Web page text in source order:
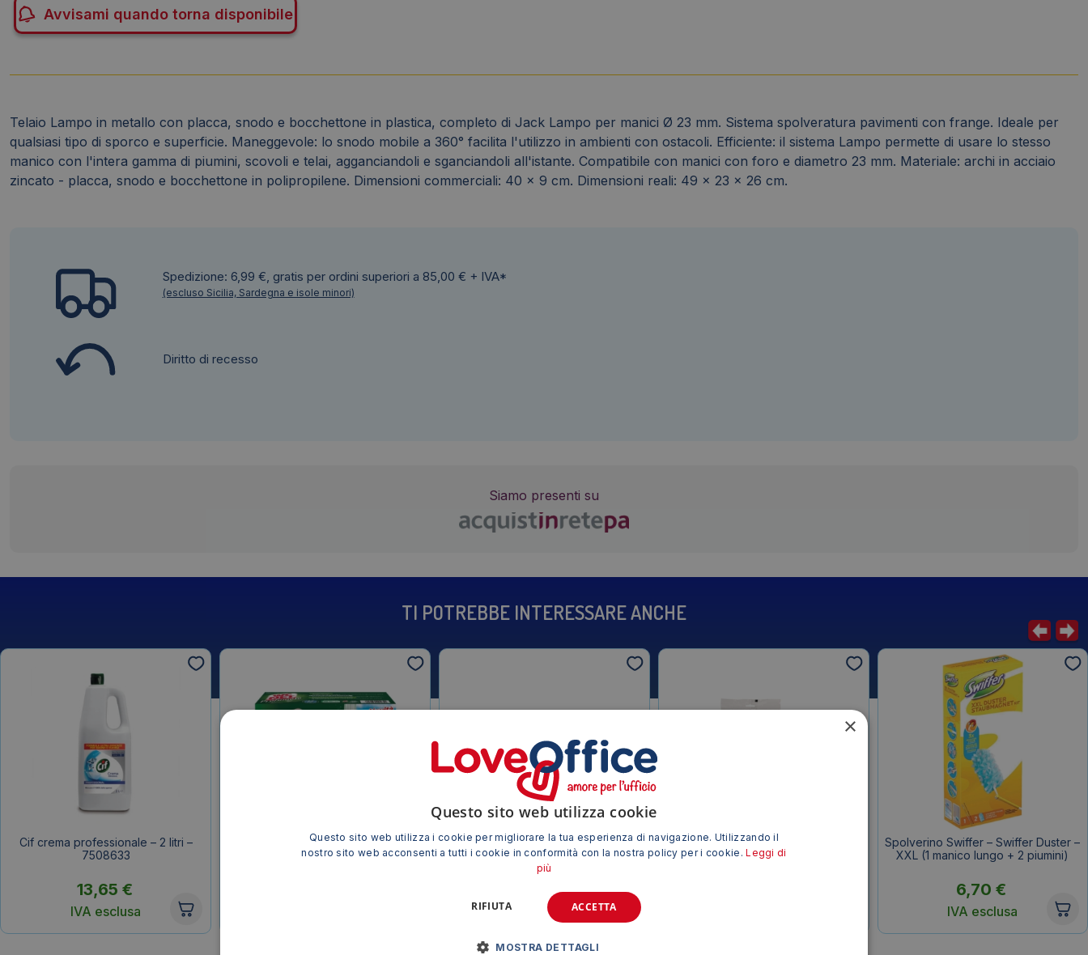
Avvisami quando torna disponibile
Telaio Lampo in metallo con placca, snodo e bocchettone in plastica, completo di Jack Lampo per manici Ø 23 mm. Sistema spolveratura pavimenti con frange. Ideale per
qualsiasi tipo di sporco e superficie. Maneggevole: lo snodo mobile a 360° facilita l'utilizzo in ambienti con ostacoli. Efficiente: il sistema Lampo permette di usare lo stesso
manico con l'intera gamma di piumini, scovoli e telai, agganciandoli e sganciandoli all'istante. Compatibile con manici con foro e diametro 23 mm. Materiale: archi in acciaio
zincato - placca, snodo e bocchettone in polipropilene. Dimensioni commerciali: 40 x 9 cm. Dimensioni reali: 49 x 23 x 26 cm.
Spedizione: 6,99 €, gratis per ordini superiori a 85,00 € + IVA*
(escluso Sicilia, Sardegna e isole minori)
Diritto di recesso
Siamo presenti su
TI POTREBBE INTERESSARE ANCHE
Cif crema professionale – 2 litri –
7508633
13,65 €
IVA esclusa
Tavolette solide igiene e profumo
Wc Net – M77802/M74392 (conf.4)
Manico telescopico per Sistemi
levaragnatele Perfetto Rosso – 3 m
6,26€
IVA esclusa
Veline monouso per Kit il Pulipolvere
La Piacentina – 45×22 cm (conf.20
Spolverino Swiffer – Swiffer Duster –
XXL (1 manico lungo + 2 piumini)
6,70€
IVA esclusa
×
Questo sito web utilizza cookie
Questo sito web utilizza i cookie per migliorare la tua esperienza di navigazione. Utilizzando il
nostro sito web acconsenti a tutti i cookie in conformità con la nostra policy per i cookie.Leggi di
più
ACCETTA
RIFIUTA
MOSTRA DETTAGLI